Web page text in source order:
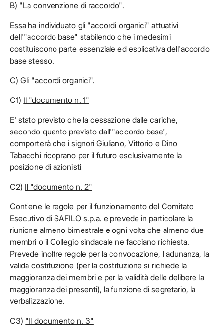
B) "La convenzione di raccordo".
Essa ha individuato gli "accordi organici" attuativi
dell'"accordo base" stabilendo che i medesimi
costituiscono parte essenziale ed esplicativa dell'accordo
base stesso.
C)Gli "accordi organici".
C1) Il "documento n. 1"
E' stato previsto che la cessazione dalle cariche,
secondo quanto previsto dall'"accordo base",
comporterà che i signori Giuliano, Vittorio e Dino
Tabacchi ricoprano per il futuro esclusivamente la
posizione di azionisti.
C2) Il "documento n. 2"
Contiene le regole per il funzionamento del Comitato
Esecutivo di SAFILO s.p.a. e prevede in particolare la
riunione almeno bimestrale e ogni volta che almeno due
membri o il Collegio sindacale ne facciano richiesta.
Prevede inoltre regole per la convocazione, l'adunanza, la
valida costituzione (per la costituzione si richiede la
maggioranza dei membri e per la validità delle delibere la
maggioranza dei presenti), la funzione di segretario, la
verbalizzazione.
C3) "Il documento n. 3"